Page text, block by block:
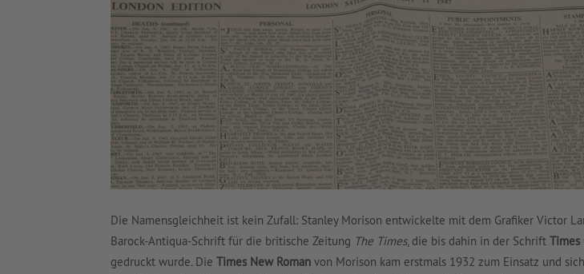
Die Namensgleichheit ist kein Zufall: Stanley Morison entwickelte mit dem Grafiker Victor
Barock-Antiqua-Schrift für die britische Zeitung The Times, die bis dahin in der Schrift Times
gedruckt wurde. Die Times New Roman von Morison kam erstmals 1932 zum Einsatz und